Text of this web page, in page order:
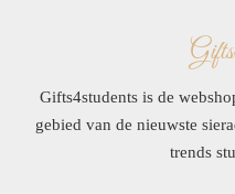
Gifts4students is de
gebied van de nieuwste
trends